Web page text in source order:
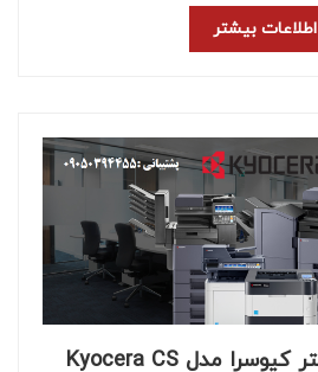
اطلاعات بیشتر
دانلود درایور پرینتر کیوسرا مدل Kyocera CS